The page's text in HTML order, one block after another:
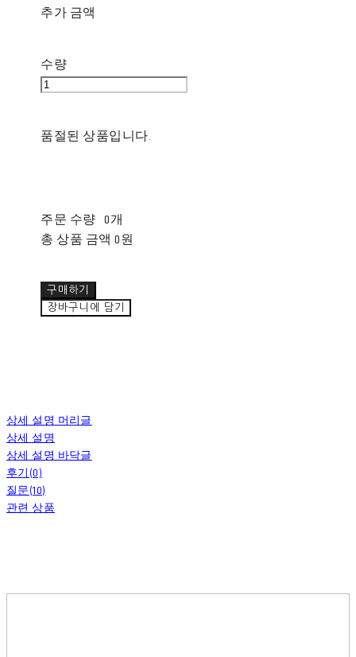
추가 금액
수량
품절된 상품입니다.
주문 수량 0개
총 상품 금액 0원
구매하기
장바구니에 담기
상세 설명 머리글
상세 설명
상세 설명 바닥글
후기(0)
질문(10)
관련 상품